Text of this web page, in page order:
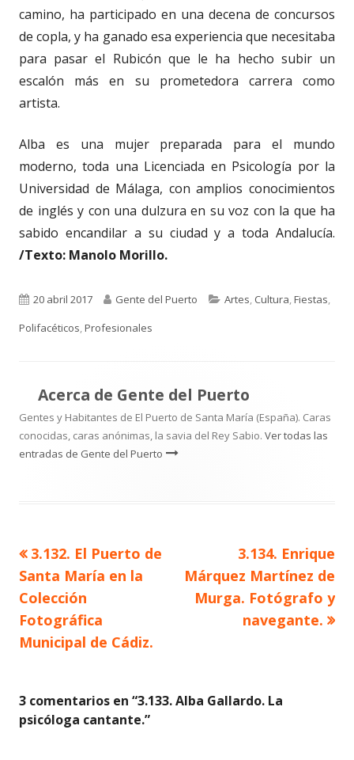
camino, ha participado en una decena de concursos
de copla, y ha ganado esa experiencia que necesitaba
para pasar el Rubicón que le ha hecho subir un
escalón más en su prometedora carrera como
artista.
Alba es una mujer preparada para el mundo
moderno, toda una Licenciada en Psicología por la
Universidad de Málaga, con amplios conocimientos
de inglés y con una dulzura en su voz con la que ha
sabido encandilar a su ciudad y a toda Andalucía.
/Texto: Manolo Morillo.
Publicado
el
20 abril 2017 Autor
Gente del Puerto Categorías
Artes, Cultura,Fiestas,
Polifacéticos,Profesionales
Acerca de Gente del Puerto
Gentes y Habitantes de El Puerto de Santa María (España). Caras
conocidas, caras anónimas, la savia del Rey Sabio. Ver todas las
entradas de Gente del Puerto
Navegación
de
entradas
Artículo
anterior
3.132. El Puerto de
Santa María en la
Colección
Fotográfica
Municipal de Cádiz.
Artículo
siguiente
3.134. Enrique
Márquez Martínez de
Murga. Fotógrafo y
navegante.
3 comentarios en “3.133. Alba Gallardo. La
psicóloga cantante.”